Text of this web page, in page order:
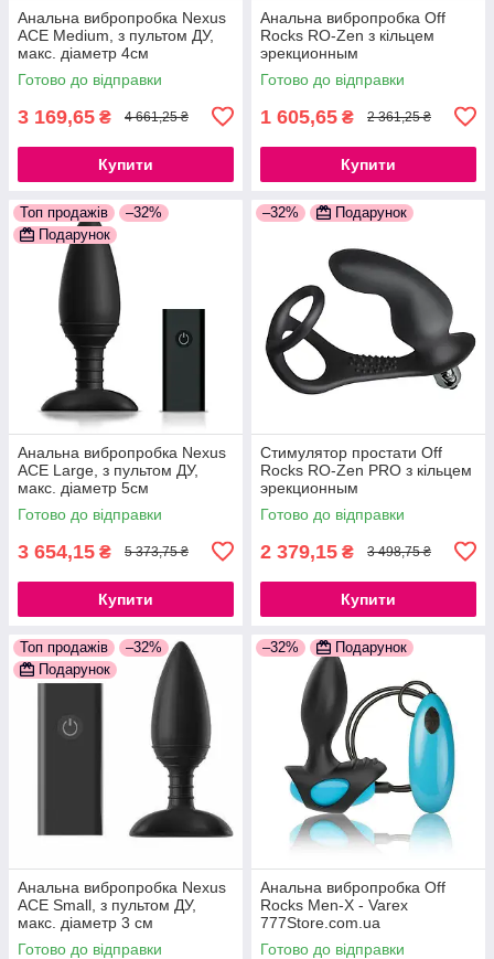
Анальна вибропробка Nexus
ACE Medium, з пультом ДУ,
макс. діаметр 4см
777Store.com.ua
Готово до відправки
3 169,65 ₴ 4 661,25 ₴
Купити
Анальна вибропробка Off
Rocks RO-Zen з кільцем
эрекционным
777Store.com.ua
Готово до відправки
1 605,65 ₴ 2 361,25 ₴
Купити
Топ продажів
–32%
Подарунок
Анальна вибропробка Nexus
ACE Large, з пультом ДУ,
макс. діаметр 5см
777Store.com.ua
Готово до відправки
3 654,15 ₴ 5 373,75 ₴
Купити
–32% Подарунок
Стимулятор простати Off
Rocks RO-Zen PRO з кільцем
эрекционным
777Store.com.ua
Готово до відправки
2 379,15 ₴ 3 498,75 ₴
Купити
Топ продажів
–32%
Подарунок
Анальна вибропробка Nexus
ACE Small, з пультом ДУ,
макс. діаметр 3 см
777Store.com.ua
Готово до відправки
–32% Подарунок
Анальна вибропробка Off
Rocks Men-X - Varex
777Store.com.ua
Готово до відправки